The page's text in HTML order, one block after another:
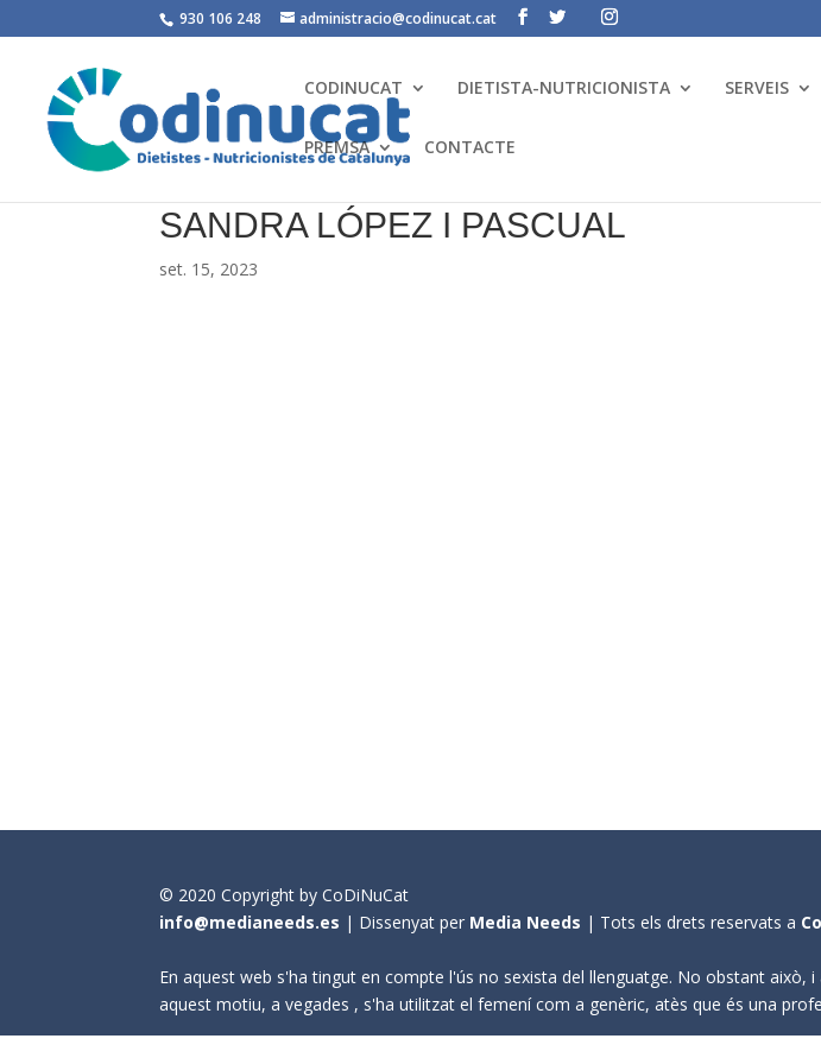
930 106 248 administracio@codinucat.cat
CODINUCAT DIETISTA-NUTRICIONISTA SERVEIS
PREMSA CONTACTE
SANDRA LÓPEZ I PASCUAL
set. 15, 2023
© 2020 Copyright by CoDiNuCat
info@medianeeds.es | Dissenyat per Media Needs | Tots els drets reservats a
En aquest web s'ha tingut en compte l'ús no sexista del llenguatge. No obstant
aquest motiu, a vegades , s'ha utilitzat el femení com a genèric, atès que és una